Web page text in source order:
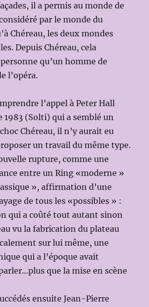
il a permis au monde de
par le monde du
Chéreau, les deux mondes
Depuis Chéreau, cela
qu’un homme de
l’opéra.
l’appel à Peter Hall
1983 (Solti) qui a semblé un
Chéreau, il n’y aurait eu
un travail du même type.
rupture, comme une
entre un Ring «moderne »
», affirmation d’une
de tous les «possibles » :
qui a coûté tout autant sinon
vu la fabrication du plateau
sur lui même, une
qui a l’époque avait
que la mise en scène
ensuite Jean-Pierre